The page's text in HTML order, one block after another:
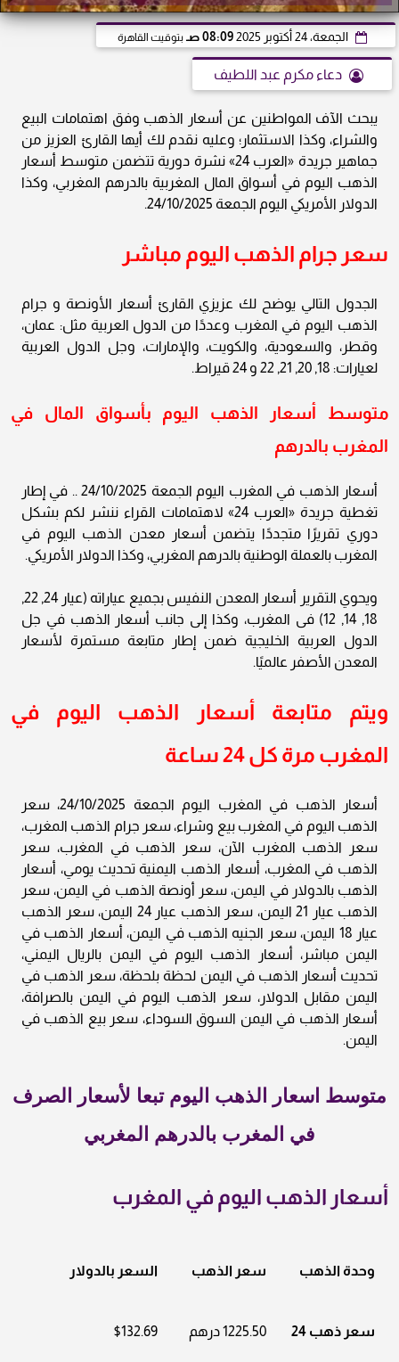
الجمعة، 24 أكتوبر 2025 08:09 صـ بتوقيت القاهرة
دعاء مكرم عبد اللطيف
يبحث الآف المواطنين عن أسعار الذهب وفق اهتمامات البيع
والشراء، وكذا الاستثمار؛ وعليه نقدم لك أيها القارئ العزيز من
جماهير جريدة «العرب 24» نشرة دورية تتضمن متوسط أسعار
الذهب اليوم في أسواق المال المغربية بالدرهم المغربي، وكذا
الدولار الأمريكي اليوم الجمعة 24/10/2025.
سعر جرام الذهب اليوم مباشر
الجدول التالي يوضح لك عزيزي القارئ أسعار الأونصة و جرام
الذهب اليوم في المغرب وعددًا من الدول العربية مثل: عمان،
وقطر، والسعودية، والكويت، والإمارات، وجل الدول العربية
لعيارات: 18, 20, 21, 22 و 24 قيراط.
متوسط أسعار الذهب اليوم بأسواق المال في
المغرب بالدرهم
أسعار الذهب في المغرب اليوم الجمعة 24/10/2025 .. في إطار
تغطية جريدة «العرب 24» لاهتمامات القراء ننشر لكم بشكل
دوري تقريرًا متجددًا يتضمن أسعار معدن الذهب اليوم في
المغرب بالعملة الوطنية بالدرهم المغربي، وكذا الدولار الأمريكي.
ويحوي التقرير أسعار المعدن النفيس بجميع عياراته (عيار 24, 22,
18, 14, 12) فى المغرب، وكذا إلى جانب أسعار الذهب في جل
الدول العربية الخليجية ضمن إطار متابعة مستمرة لأسعار
المعدن الأصفر عالميًا.
ويتم متابعة أسعار الذهب اليوم في
المغرب مرة كل 24 ساعة
أسعار الذهب في المغرب اليوم الجمعة 24/10/2025، سعر
الذهب اليوم في المغرب بيع وشراء، سعر جرام الذهب المغرب،
سعر الذهب المغرب الآن، سعر الذهب في المغرب، سعر
الذهب في المغرب، أسعار الذهب اليمنية تحديث يومي، أسعار
الذهب بالدولار في اليمن، سعر أونصة الذهب في اليمن، سعر
الذهب عيار 21 اليمن، سعر الذهب عيار 24 اليمن، سعر الذهب
عيار 18 اليمن، سعر الجنيه الذهب في اليمن، أسعار الذهب في
اليمن مباشر، أسعار الذهب اليوم في اليمن بالريال اليمني،
تحديث أسعار الذهب في اليمن لحظة بلحظة، سعر الذهب في
اليمن مقابل الدولار، سعر الذهب اليوم في اليمن بالصرافة،
أسعار الذهب في اليمن السوق السوداء، سعر بيع الذهب في
اليمن.
متوسط اسعار الذهب اليوم تبعا لأسعار الصرف
في المغرب بالدرهم المغربي
أسعار الذهب اليوم في المغرب
وحدة الذهب سعر الذهب السعر بالدولار
سعر ذهب 24 1225.50 درهم $132.69